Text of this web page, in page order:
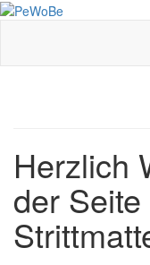
Skip
content
Herzlich
der